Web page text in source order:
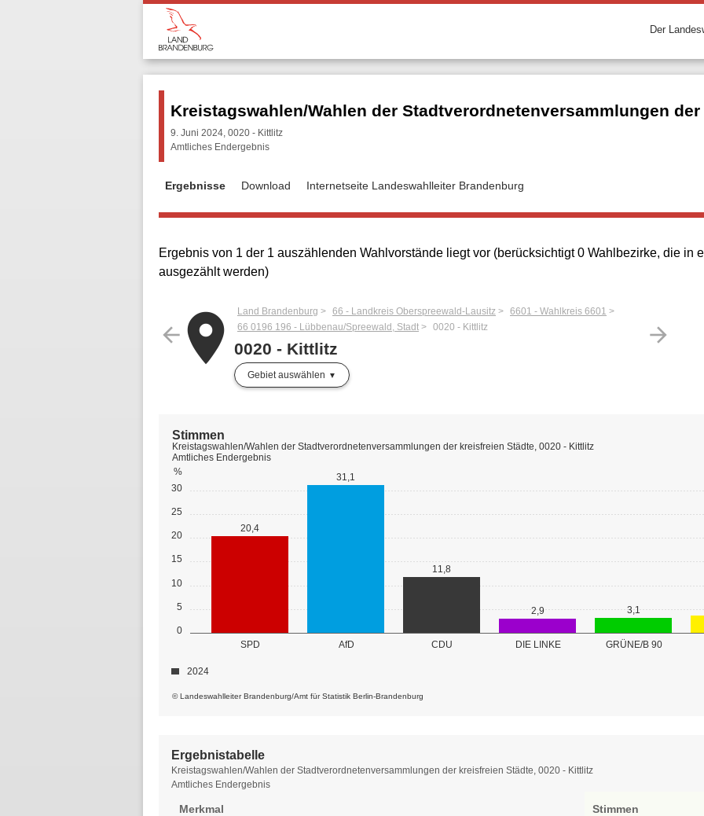
Der
Kreistagswahlen/Wahlen der Stadtverordnetenversammlungen
9. Juni 2024, 0020 - Kittlitz
Amtliches Endergebnis
Ergebnisse Download Internetseite Landeswahlleiter Brandenburg
Ergebnis von 1 der 1 auszählenden Wahlvorstände liegt vor (berücksichtigt 0 Wahlbezirke, die in
ausgezählt werden)
arrow_back arrow_forward
placeLand Brandenburg 66 - Landkreis Oberspreewald-Lausitz
6601 - Wahlkreis 6601
66 0196 196 - Lübbenau/Spreewald, Stadt
0020 - Kittlitz
0020 - Kittlitz
Gebiet auswählen
0
5
10
15
20
25
30
%
SPD AfD CDU DIE LINKE GRÜNE/B 90
20,4
31,1
11,8
2,9 3,1
© Landeswahlleiter Brandenburg/Amt für Statistik Berlin-Brandenburg
Stimmen
Kreistagswahlen/Wahlen der Stadtverordnetenversammlungen der kreisfreien Städte, 0020 - Kittlitz
Amtliches Endergebnis
2024
Ergebnistabelle
Ergebnistabelle
Kreistagswahlen/Wahlen der Stadtverordnetenversammlungen der kreisfreien Städte, 0020 - Kittlitz
Amtliches Endergebnis
Merkmal Stimmen